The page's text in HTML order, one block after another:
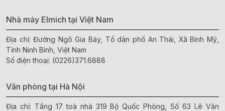
Nhà máy Elmich tại Việt Nam
Địa chỉ: Đường Ngô Gia Bảy, Tổ dân phố An Thái, Xã Bình Mỹ,
Tỉnh Ninh Bình, Việt Nam
Số điện thoại: (0226)371.6888
Văn phòng tại Hà Nội
Địa chỉ: Tầng 17 toà nhà 319 Bộ Quốc Phòng, Số 63 Lê Văn